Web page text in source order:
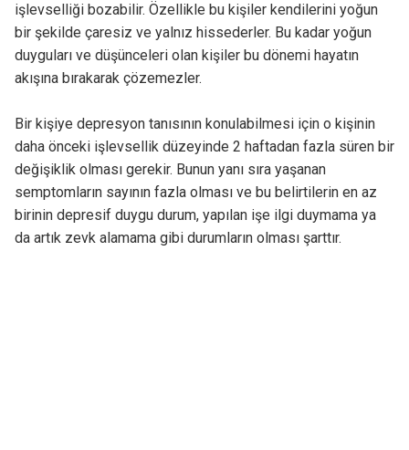
işlevselliği bozabilir. Özellikle bu kişiler kendilerini yoğun
bir şekilde çaresiz ve yalnız hissederler. Bu kadar yoğun
duyguları ve düşünceleri olan kişiler bu dönemi hayatın
akışına bırakarak çözemezler.
Bir kişiye depresyon tanısının konulabilmesi için o kişinin
daha önceki işlevsellik düzeyinde 2 haftadan fazla süren bir
değişiklik olması gerekir. Bunun yanı sıra yaşanan
semptomların sayının fazla olması ve bu belirtilerin en az
birinin depresif duygu durum, yapılan işe ilgi duymama ya
da artık zevk alamama gibi durumların olması şarttır.